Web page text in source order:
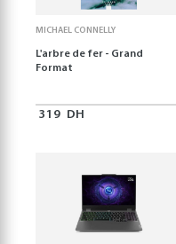
MICHAEL CONNELLY
L'arbre de fer - Grand
Format
319 DH